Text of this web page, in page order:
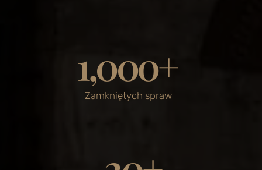
1,000+
Zamkniętych spraw